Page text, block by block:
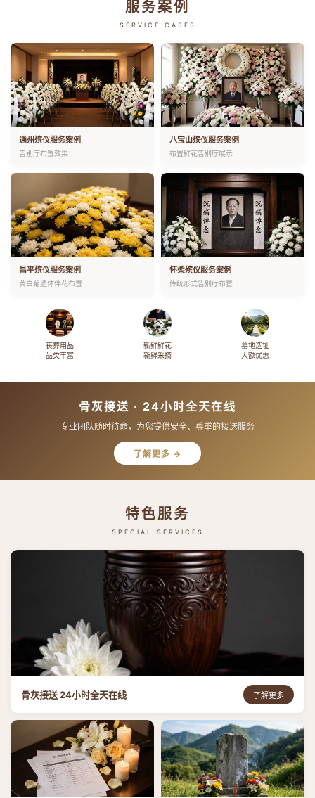
服务案例
SERVICE CASES
通州殡仪服务案例
告别厅布置效果
八宝山殡仪服务案例
布置鲜花告别厅展示
昌平殡仪服务案例
黄白菊遗体伴花布置
怀柔殡仪服务案例
传统形式告别厅布置
丧葬用品
品类丰富
新鲜鲜花
新鲜采摘
墓地选址
大额优惠
骨灰接送 · 24小时全天在线
专业团队随时待命，为您提供安全、尊重的接送服务
了解更多 →
特色服务
SPECIAL SERVICES
骨灰接送 24小时全天在线 了解更多